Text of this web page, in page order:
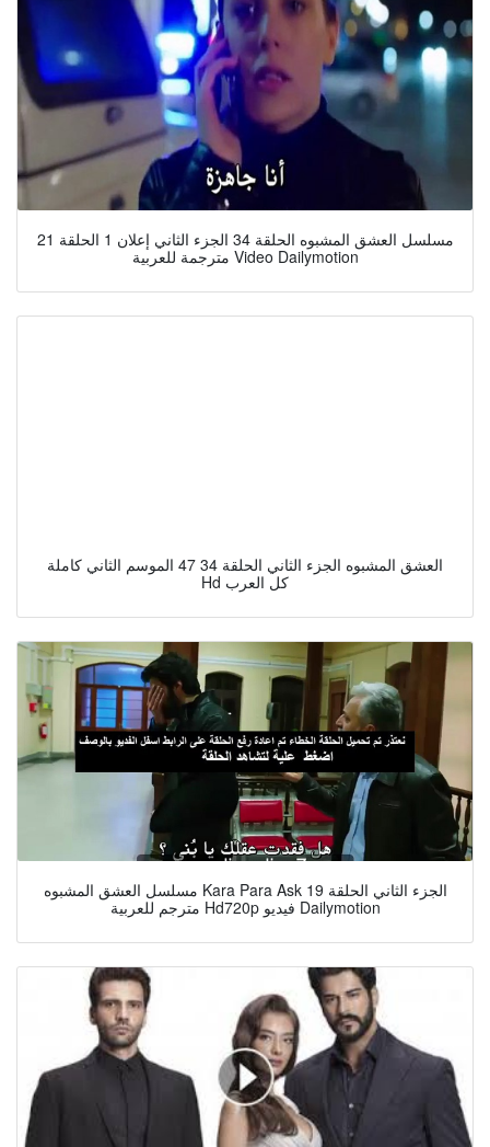
مسلسل العشق المشبوه الحلقة 34 الجزء الثاني إعلان 1 الحلقة 21
مترجمة للعربية Video Dailymotion
العشق المشبوه الجزء الثاني الحلقة 34 47 الموسم الثاني كاملة
Hd كل العرب
مسلسل العشق المشبوه Kara Para Ask الجزء الثاني الحلقة 19
مترجم للعربية Hd720p فيديو Dailymotion